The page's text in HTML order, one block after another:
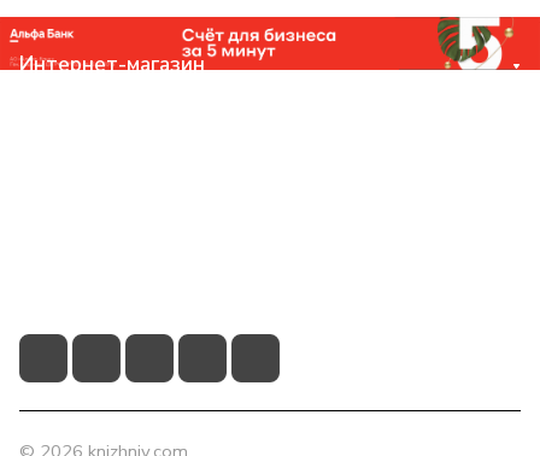
Интернет-магазин
© 2026 knizhniy.com